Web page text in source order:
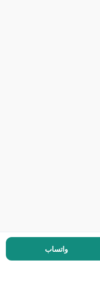
مكتب توسط للاستقدام
واتساب